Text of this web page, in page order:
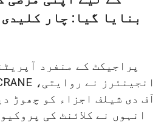
بنایا گیا: چار
پراجیکٹ کے منفرد
آف دی شیلف اجزاء کو چھوڑ
انہوں نے کلائنٹ کی